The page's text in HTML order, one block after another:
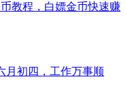
教程，白嫖金币快速赚